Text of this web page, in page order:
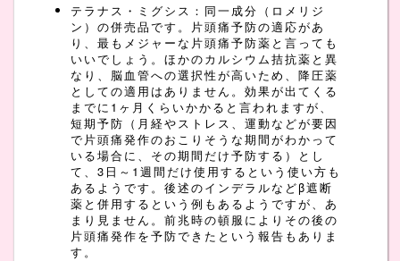
テラナス・ミグシス：同一成分（ロメリジ
ン）の併売品です。片頭痛予防の適応があ
り、最もメジャーな片頭痛予防薬と言っても
いいでしょう。ほかのカルシウム拮抗薬と異
なり、脳血管への選択性が高いため、降圧薬
としての適用はありません。効果が出てくる
までに1ヶ月くらいかかると言われますが、
短期予防（月経やストレス、運動などが要因
で片頭痛発作のおこりそうな期間がわかって
いる場合に、その期間だけ予防する）とし
て、3日～1週間だけ使用するという使い方も
あるようです。後述のインデラルなどβ遮断
薬と併用するという例もあるようですが、あ
まり見ません。前兆時の頓服によりその後の
片頭痛発作を予防できたという報告もありま
す。